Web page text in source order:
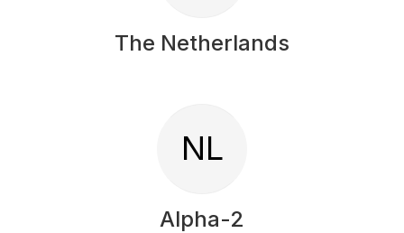
The Netherlands
NL
Alpha-2